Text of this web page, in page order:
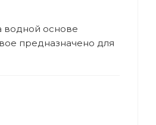
водной основе
предназначено для
для
в помещениях с